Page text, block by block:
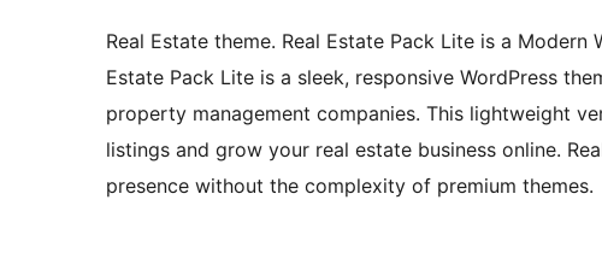
Real Estate theme. Real Estate Pack Lite is a
Estate Pack Lite is a sleek, responsive WordPress
property management companies. This lightweight
listings and grow your real estate business online.
presence without the complexity of premium themes.